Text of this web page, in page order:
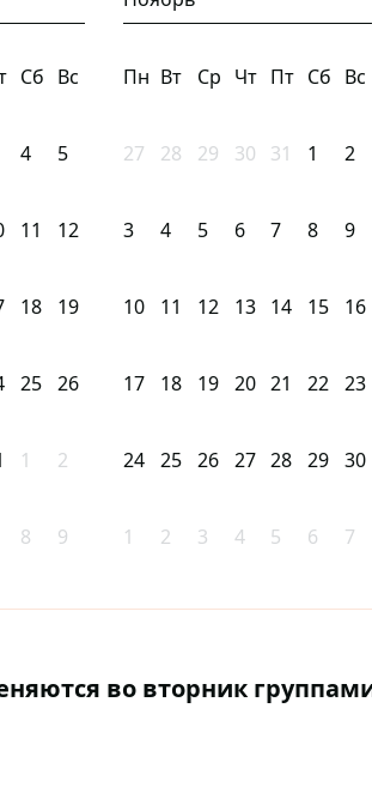
Сб Вс
4 5
11 12
18 19
25 26
1 2
8 9
Пн Вт Ср Чт Пт Сб Вс
27 28 29 30 31 1 2
3 4 5 6 7 8 9
10 11 12 13 14 15 16
17 18 19 20 21 22 23
24 25 26 27 28 29 30
1 2 3 4 5 6 7
во вторник